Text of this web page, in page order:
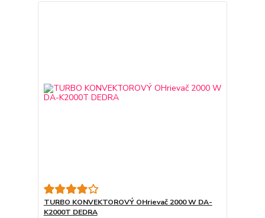
TURBO KONVEKTOROVÝ OHrievač 2000 W DA-
K2000T DEDRA